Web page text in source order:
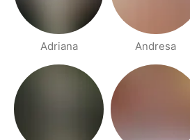
Adriana Andresa